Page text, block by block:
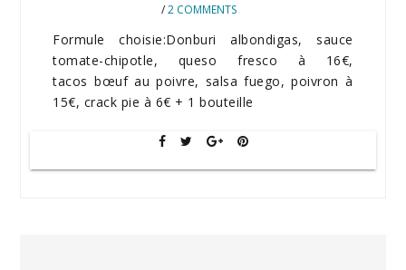
/2 COMMENTS
Formule choisie:Donburi albondigas, sauce
tomate-chipotle, queso fresco à 16€,
tacos bœuf au poivre, salsa fuego, poivron à
15€, crack pie à 6€ + 1 bouteille